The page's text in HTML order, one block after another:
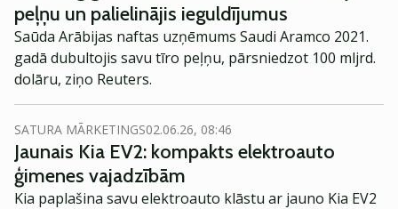
peļņu un palielinājis ieguldījumus
Saūda Arābijas naftas uzņēmums Saudi Aramco 2021.
gadā dubultojis savu tīro peļņu, pārsniedzot 100 mljrd.
dolāru, ziņo Reuters.
SATURA MĀRKETINGS02.06.26, 08:46
Jaunais Kia EV2: kompakts elektroauto
ģimenes vajadzībām
Kia paplašina savu elektroauto klāstu ar jauno Kia EV2